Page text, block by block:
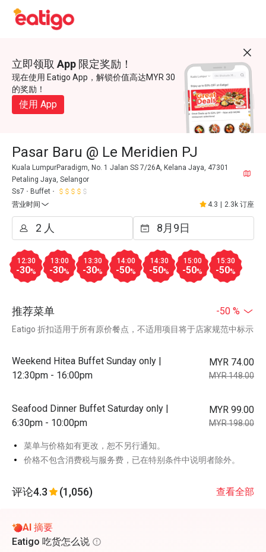
立即领取 App 限定奖励！
现在使用 Eatigo App，解锁价值高达MYR 30
的奖励！
使用 App
Pasar Baru @ Le Meridien PJ
Kuala LumpurParadigm, No. 1 Jalan SS 7/26A, Kelana Jaya, 47301
Petaling Jaya, Selangor
Ss7
Buffet
营业时间
4.3 2.3k 订座
12:30
-30%
13:00
-30%
13:30
-30%
14:00
-50%
14:30
-50%
15:00
-50%
15:30
-50%
推荐菜单 -50 %
Eatigo 折扣适用于所有原价餐点，不适用项目将于店家规范中标示
Weekend Hitea Buffet Sunday only |
12:30pm - 16:00pm
MYR 74.00
MYR 148.00
Seafood Dinner Buffet Saturday only |
6:30pm - 10:00pm
MYR 99.00
MYR 198.00
菜单与价格如有更改，恕不另行通知。
价格不包含消费税与服务费，已在特别条件中说明者除外。
评论4.3 (1,056) 查看全部
AI 摘要
Eatigo 吃货怎么说